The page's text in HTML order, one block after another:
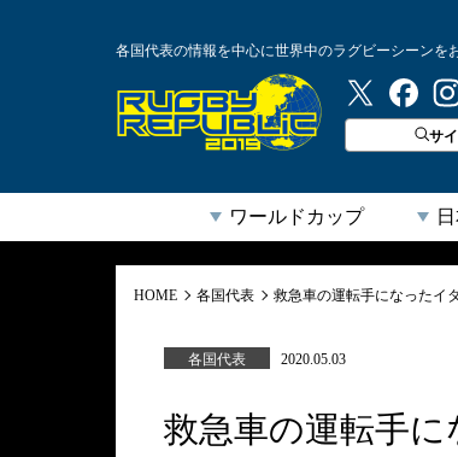
各国代表の情報を中心に世界中のラグビーシーンを
ラグビーリパ
サ
ワールドカップ
HOME 各国代表 救急車の運転手になったイ
各国代表 2020.05.03
救急車の運転手